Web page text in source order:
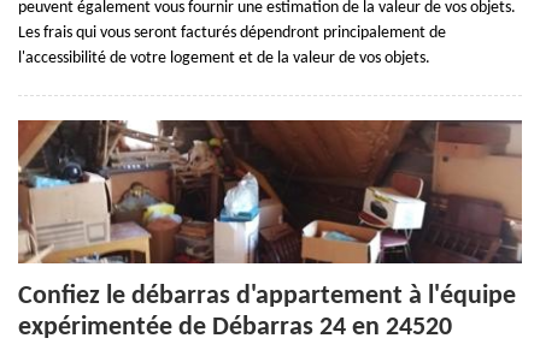
peuvent également vous fournir une estimation de la valeur de vos objets.
Les frais qui vous seront facturés dépendront principalement de
l'accessibilité de votre logement et de la valeur de vos objets.
Confiez le débarras d'appartement à l'équipe
expérimentée de Débarras 24 en 24520